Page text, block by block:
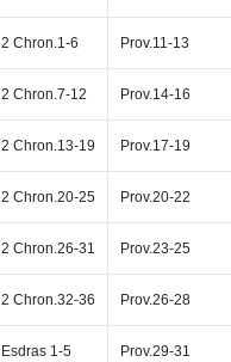
2 Chron.1-6 Prov.11-13
2 Chron.7-12 Prov.14-16
2 Chron.13-19 Prov.17-19
2 Chron.20-25 Prov.20-22
2 Chron.26-31 Prov.23-25
2 Chron.32-36 Prov.26-28
Esdras 1-5 Prov.29-31